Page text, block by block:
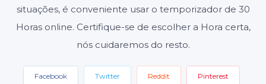
situações, é conveniente usar o temporizador de 30
Horas online. Certifique-se de escolher a Hora certa,
nós cuidaremos do resto.
Facebook Twitter Reddit Pinterest